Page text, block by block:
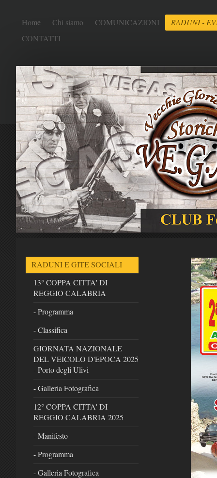
Home Chi siamo COMUNICAZIONI
RADUNI -
CONTATTI
RADUNI E GITE SOCIALI
13° COPPA CITTA' DI
REGGIO CALABRIA
- Programma
- Classifica
GIORNATA NAZIONALE
DEL VEICOLO D'EPOCA 2025
- Porto degli Ulivi
- Galleria Fotografica
12° COPPA CITTA' DI
REGGIO CALABRIA 2025
- Manifesto
- Programma
- Galleria Fotografica